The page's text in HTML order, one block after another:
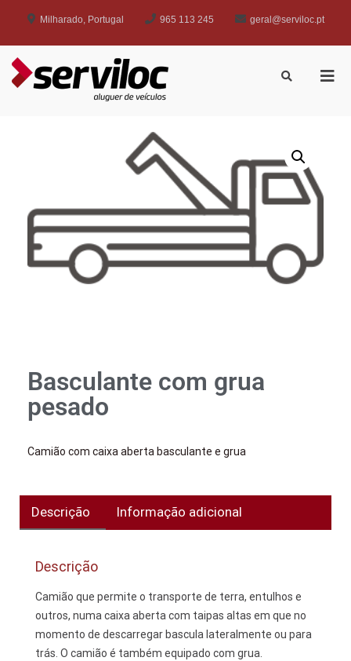
Milharado, Portugal 965 113 245 geral@serviloc.pt
Basculante com grua
pesado
Camião com caixa aberta basculante e grua
Descrição Informação adicional
Descrição
Camião que permite o transporte de terra, entulhos e
outros, numa caixa aberta com taipas altas em que no
momento de descarregar bascula lateralmente ou para
trás. O camião é também equipado com grua.